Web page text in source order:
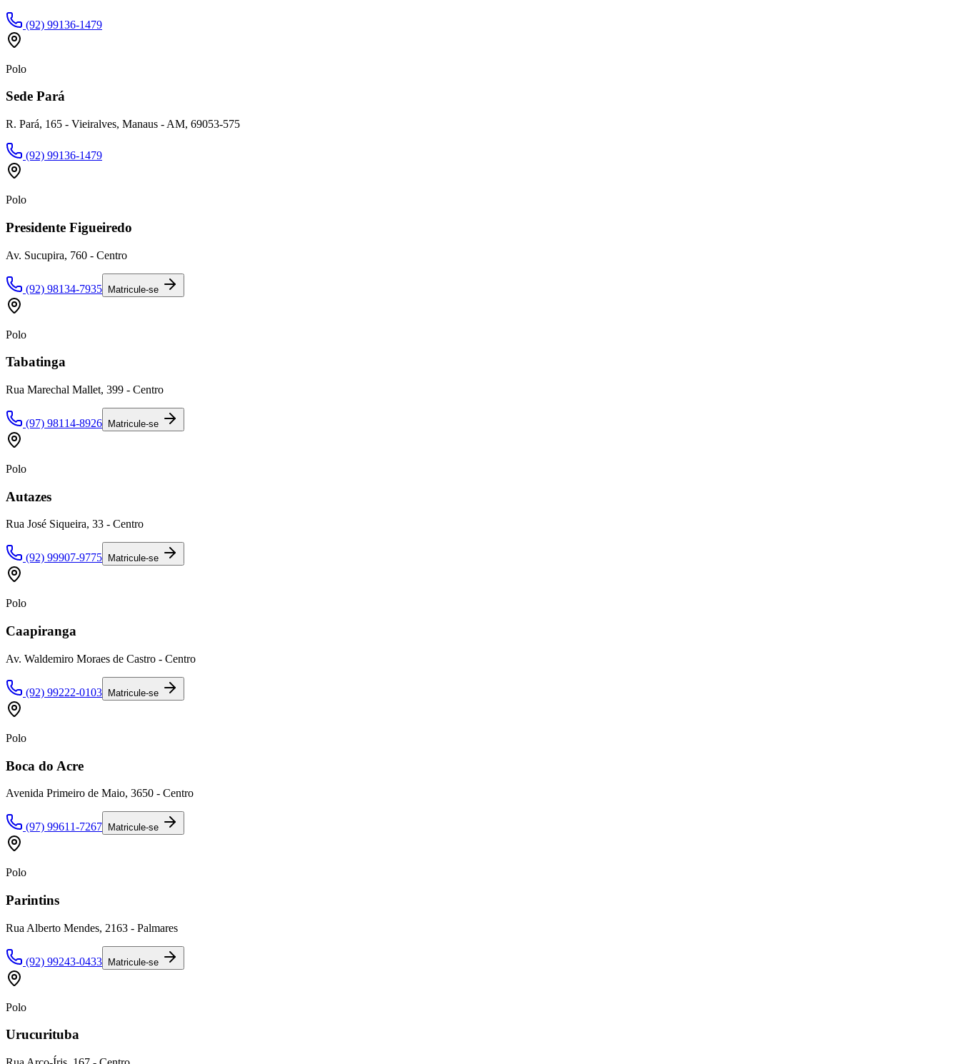
(92) 99136-1479
Polo
Sede Pará
R. Pará, 165 - Vieiralves, Manaus - AM, 69053-575
(92) 99136-1479
Polo
Presidente Figueiredo
Av. Sucupira, 760 - Centro
(92) 98134-7935 Matricule-se
Polo
Tabatinga
Rua Marechal Mallet, 399 - Centro
(97) 98114-8926 Matricule-se
Polo
Autazes
Rua José Siqueira, 33 - Centro
(92) 99907-9775 Matricule-se
Polo
Caapiranga
Av. Waldemiro Moraes de Castro - Centro
(92) 99222-0103 Matricule-se
Polo
Boca do Acre
Avenida Primeiro de Maio, 3650 - Centro
(97) 99611-7267 Matricule-se
Polo
Parintins
Rua Alberto Mendes, 2163 - Palmares
(92) 99243-0433 Matricule-se
Polo
Urucurituba